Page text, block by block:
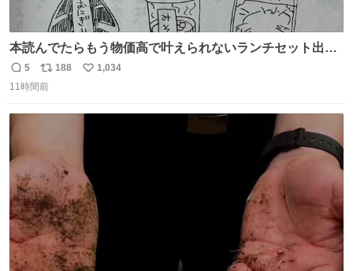
本読んでたらもう物価高で叶えられないランチセット出て
きた
返
信
5
リ
ポ
188
い
1,034
11時間前